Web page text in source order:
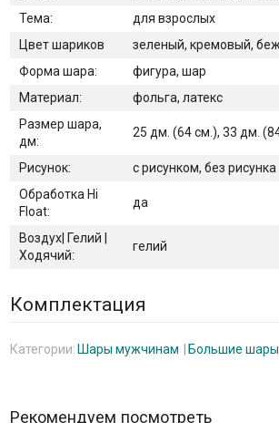
Тема:
для взрослых
Цвет шариков
зеленый, кремовый,
Форма шара:
фигура, шар
Материал:
фольга, латекс
Размер шара,
дм:
25 дм. (64 см.), 33 дм.
Рисунок:
с рисунком, без рисунка
Обработка Hi
Float:
да
Воздух| Гелий |
Ходячий:
гелий
Комплектация
Категории: Шары мужчинам Большие шары
Рекомендуем посмотреть